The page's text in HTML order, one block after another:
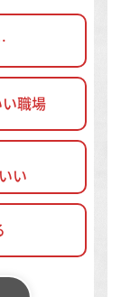
職場
い